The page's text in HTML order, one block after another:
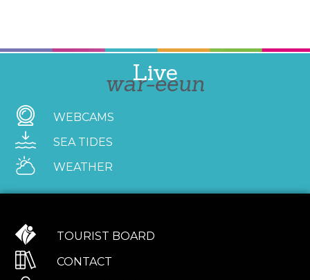
Live
war-eeun
WEBCAMS
SEA TIDES
WEATHER
TOURIST BOARD
CONTACT